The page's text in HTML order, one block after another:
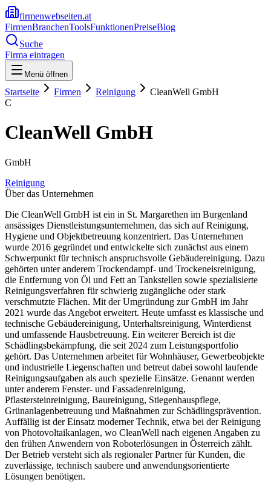
firmenwebseiten.at
FirmenBranchenToolsFunktionenPreiseBlog
Suche
Firma eintragen
Menü öffnen
Startseite Firmen Reinigung
CleanWell GmbH
C
CleanWell GmbH
GmbH
Reinigung
Über das Unternehmen
Die CleanWell GmbH ist ein in St. Margarethen im Burgenland
ansässiges Dienstleistungsunternehmen, das sich auf Reinigung,
Hygiene und Objektbetreuung konzentriert. Das Unternehmen
wurde 2016 gegründet und entwickelte sich zunächst aus einem
Schwerpunkt für technisch anspruchsvolle Gebäudereinigung. Dazu
gehörten unter anderem Trockendampf- und Trockeneisreinigung,
die Entfernung von Öl und Fett an Tankstellen sowie spezialisierte
Reinigungsverfahren für schwierig zugängliche oder stark
verschmutzte Flächen. Mit der Umgründung zur GmbH im Jahr
2021 wurde das Angebot erweitert. Heute umfasst es klassische und
technische Gebäudereinigung, Unterhaltsreinigung, Winterdienst
und umfassende Hausbetreuung. Ein weiterer Bereich ist die
Schädlingsbekämpfung, die seit 2024 zum Leistungsportfolio
gehört. Das Unternehmen arbeitet für Wohnhäuser, Gewerbeobjekte
und industrielle Liegenschaften und betreut dabei sowohl laufende
Reinigungsaufgaben als auch spezielle Einsätze. Genannt werden
unter anderem Fenster- und Fassadenreinigung,
Pflastersteinreinigung, Baureinigung, Stiegenhauspflege,
Grünanlagenbetreuung und Maßnahmen zur Schädlingsprävention.
Auffällig ist der Einsatz moderner Technik, etwa bei der Reinigung
von Photovoltaikanlagen, wo CleanWell nach eigenen Angaben zu
den frühen Anwendern von Roboterlösungen in Österreich zählt.
Der Betrieb versteht sich als regionaler Partner für Kunden, die
zuverlässige, technisch saubere und anwendungsorientierte
Lösungen benötigen.